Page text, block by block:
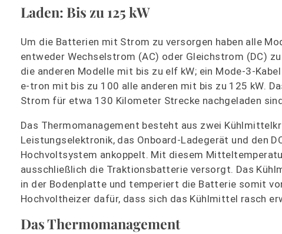
Laden: Bis zu 125 kW
Um die Batterien mit Strom zu versorgen haben alle
entweder Wechselstrom (AC) oder Gleichstrom (DC)
die anderen Modelle mit bis zu elf kW; ein Mode-3-
e-tron mit bis zu 100 alle anderen mit bis zu 125 kW.
Strom für etwa 130 Kilometer Strecke nachgeladen
Das Thermomanagement besteht aus zwei
Leistungselektronik, das Onboard-Ladegerät und den
Hochvoltsystem ankoppelt. Mit diesem
ausschließlich die Traktionsbatterie versorgt. Das
in der Bodenplatte und temperiert die Batterie somit
Hochvoltheizer dafür, dass sich das Kühlmittel rasch
Das Thermomanagement